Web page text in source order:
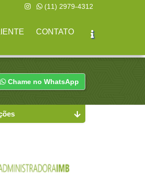
(11) 2979-4312
CONTATO
Chame no WhatsApp